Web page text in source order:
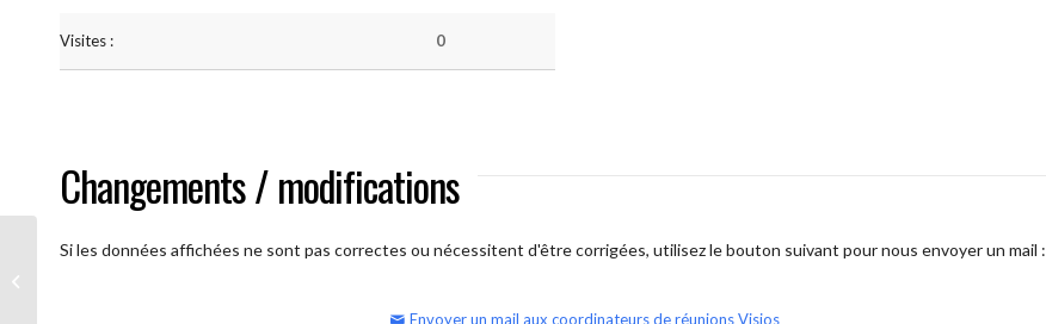
Visites : 0
Changements / modifications
Si les données affichées ne sont pas correctes ou nécessitent d'être corrigées, utilisez le bouton suivant pour nous envoyer un mail :
Envoyer un mail aux coordinateurs de réunions Visios